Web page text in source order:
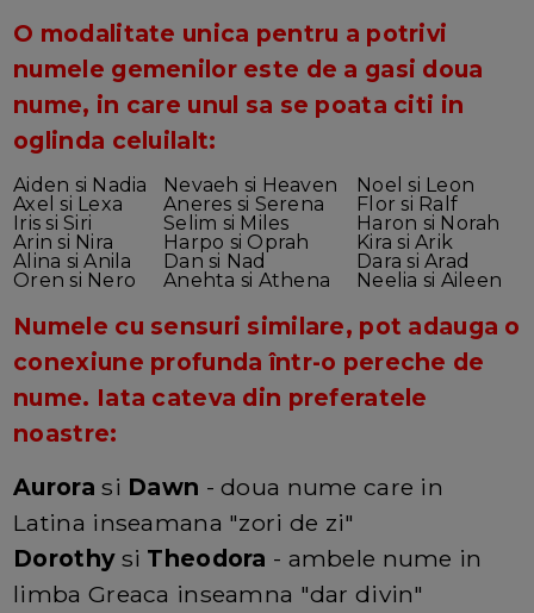
O modalitate unica pentru a potrivi
numele gemenilor este de a gasi doua
nume, in care unul sa se poata citi in
oglinda celuilalt:
Aiden si Nadia
Axel si Lexa
Iris si Siri
Arin si Nira
Alina si Anila
Oren si Nero
Nevaeh si Heaven
Aneres si Serena
Selim si Miles
Harpo si Oprah
Dan si Nad
Anehta si Athena
Noel si Leon
Flor si Ralf
Haron si Norah
Kira si Arik
Dara si Arad
Neelia si Aileen
Numele cu sensuri similare, pot adauga o
conexiune profunda într-o pereche de
nume. Iata cateva din preferatele
noastre:
Aurorasi Dawn - doua nume care in
Latina inseamana "zori de zi"
Dorothy si Theodora - ambele nume in
limba Greaca inseamna "dar divin"